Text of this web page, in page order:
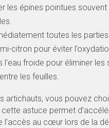
les épines pointues souvent
toutes les
citron pour éviter
l’eau froide pour éliminer les
les feuilles.
artichauts, vous pouvez
astuce permet
l’accès au cœur lors de la